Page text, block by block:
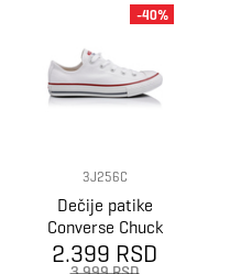
3J256C
Dečije patike
Converse Chuck
Taylor all star
2.399 RSD
-40%